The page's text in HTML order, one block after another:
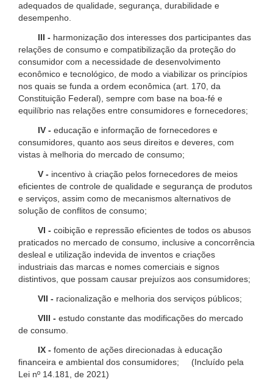
adequados de qualidade, segurança, durabilidade e
desempenho.
III - harmonização dos interesses dos participantes das
relações de consumo e compatibilização da proteção do
consumidor com a necessidade de desenvolvimento
econômico e tecnológico, de modo a viabilizar os princípios
nos quais se funda a ordem econômica (art. 170, da
Constituição Federal), sempre com base na boa-fé e
equilíbrio nas relações entre consumidores e fornecedores;
IV - educação e informação de fornecedores e
consumidores, quanto aos seus direitos e deveres, com
vistas à melhoria do mercado de consumo;
V - incentivo à criação pelos fornecedores de meios
eficientes de controle de qualidade e segurança de produtos
e serviços, assim como de mecanismos alternativos de
solução de conflitos de consumo;
VI - coibição e repressão eficientes de todos os abusos
praticados no mercado de consumo, inclusive a concorrência
desleal e utilização indevida de inventos e criações
industriais das marcas e nomes comerciais e signos
distintivos, que possam causar prejuízos aos consumidores;
VII - racionalização e melhoria dos serviços públicos;
VIII - estudo constante das modificações do mercado
de consumo.
IX - fomento de ações direcionadas à educação
financeira e ambiental dos consumidores; (Incluído pela
Lei nº 14.181, de 2021)